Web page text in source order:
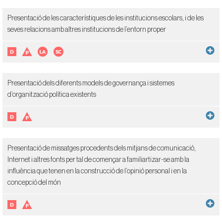
Presentació de les característiques de les institucions escolars, i de les
seves relacions amb altres institucions de l’entorn proper
Presentació dels diferents models de governança i sistemes
d’organització política existents
Presentació de missatges procedents dels mitjans de comunicació,
Internet i altres fonts per tal de començar a familiartizar-se amb la
influència que tenen en la construcció de l’opinió personal i en la
concepció del món